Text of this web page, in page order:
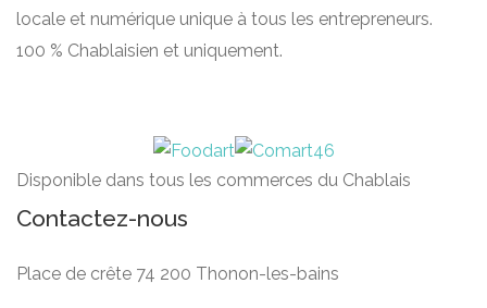
locale et numérique unique à tous les entrepreneurs.
100 % Chablaisien et uniquement.
Disponible dans tous les commerces du Chablais
Contactez-nous
Place de crête 74 200 Thonon-les-bains